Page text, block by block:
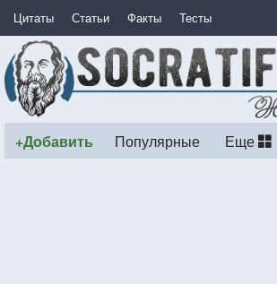
Цитаты Статьи Факты Тесты
+Добавить Популярные Еще